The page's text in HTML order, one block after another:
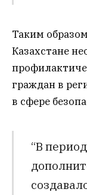
Таким
Казахстане
граждан в
в сфере
“В